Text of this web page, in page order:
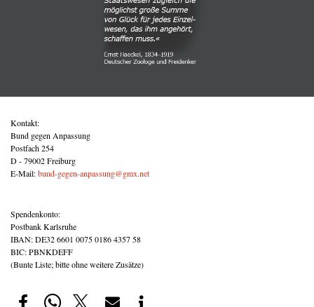
Kontakt:
Bund gegen Anpassung
Postfach 254
D - 79002 Freiburg
E-Mail:bund-gegen-anpassung@gmx.net
Spendenkonto:
Postbank Karlsruhe
IBAN: DE32 6601 0075 0186 4357 58
BIC: PBNKDEFF
(Bunte Liste; bitte ohne weitere Zusätze)